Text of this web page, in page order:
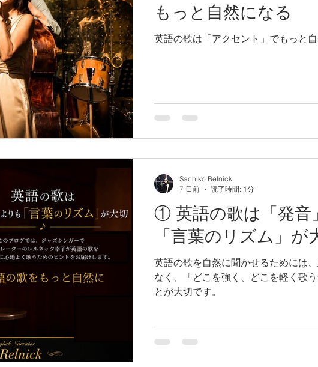
もっと自然になる
英語の歌は「アクセント」でもっと
① 英語の歌は「発音
「言葉のリズム」が
英語の歌を自然に聞かせるためには
なく、「どこを強く、どこを軽く歌
とが大切です。
Sachiko Relnick
7 日前
読了時間: 1分